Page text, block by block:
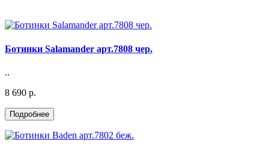
Ботинки Salamander арт.7808 чер.
..
8 690 р.